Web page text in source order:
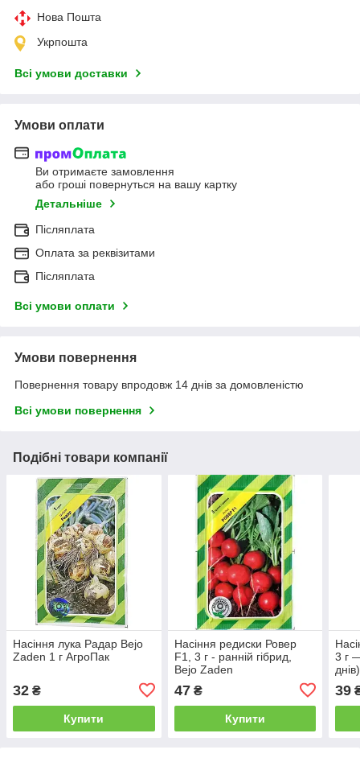
Нова Пошта
Укрпошта
Всі умови доставки
Умови оплати
Ви отримаєте замовлення
або гроші повернуться на вашу картку
Детальніше
Післяплата
Оплата за реквізитами
Післяплата
Всі умови оплати
Умови повернення
Повернення товару впродовж 14 днів за домовленістю
Всі умови повернення
Подібні товари компанії
Насіння лука Радар Bejo
Zaden 1 г АгроПак
32 ₴
Купити
Насіння редиски Ровер
F1, 3 г - ранній гібрид,
Bejo Zaden
47₴
Купити
3 г
39